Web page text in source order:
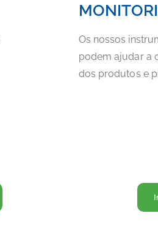
Os nossos
podem ajudar a
dos produtos e